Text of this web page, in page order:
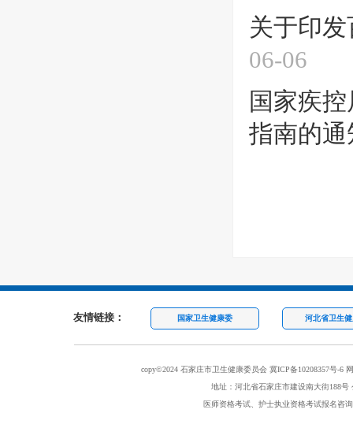
关于印
06-06
国家疾
指南的通